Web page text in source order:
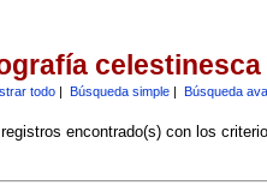
celestinesca
todo| Búsqueda simple| Búsqueda
encontrado(s) con los